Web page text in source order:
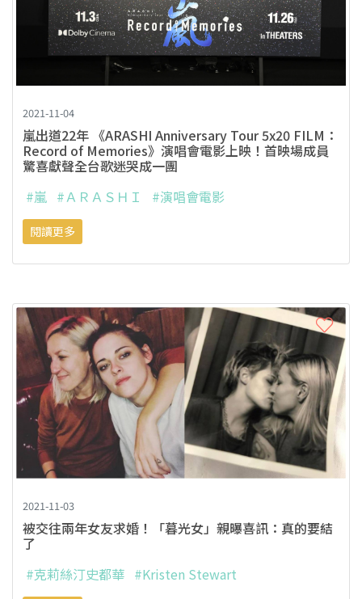
2021-11-04
嵐出道22年 《ARASHI Anniversary Tour 5x20 FILM：
Record of Memories》演唱會電影上映！首映場成員
驚喜獻聲全台歌迷哭成一團
#嵐 #ＡＲＡＳＨＩ #演唱會電影
閱讀更多
2021-11-03
被交往兩年女友求婚！「暮光女」親曝喜訊：真的要結
了
#克莉絲汀史都華 #Kristen Stewart